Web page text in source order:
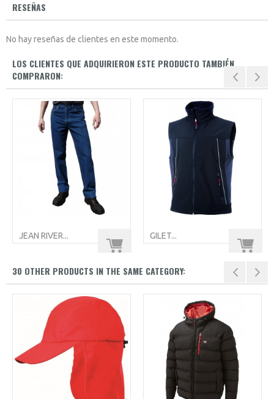
RESEÑAS
No hay reseñas de clientes en este momento.
LOS CLIENTES QUE ADQUIRIERON ESTE PRODUCTO TAMBIÉN
COMPRARON:
JEAN RIVER... GILET...
30 OTHER PRODUCTS IN THE SAME CATEGORY: